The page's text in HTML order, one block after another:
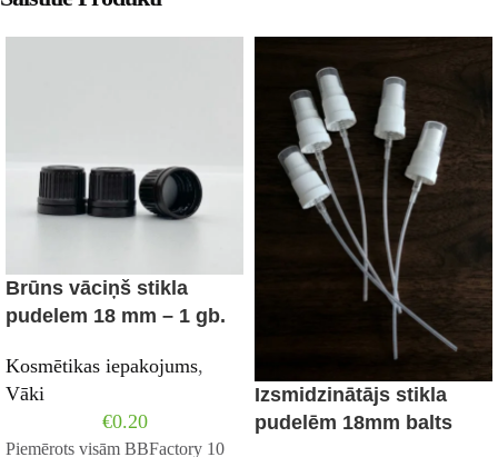
Brūns vāciņš stikla
pudelem 18 mm – 1 gb.
Kosmētikas iepakojums,
Vāki
€0.20
Piemērots visām BBFactory 10
Izsmidzinātājs stikla
pudelēm 18mm balts